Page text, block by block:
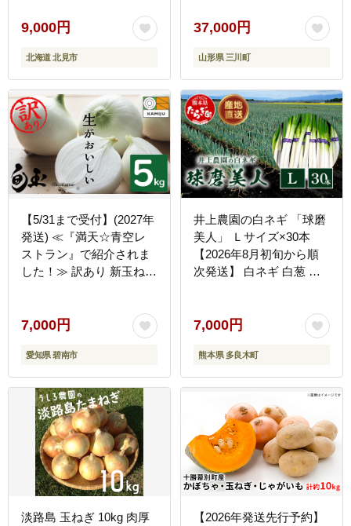
9,000円
北海道 北見市
37,000円
山形県 三川町
【5/31まで受付】(2027年
発送) ≪『満天☆青空レ
ストラン』で紹介されま
した！≫ 訳あり 新玉ねぎ
5kg ブランド玉ねぎ 玉ね
ぎ 国産 愛知県産 野菜 や
さい 農家直送 畑直送 旬
期間限定 たまねぎ 先行予
約 旬 特産 高評価 高リピ
ート 人気 H105-203
7,000円
愛知県 碧南市
井上農園の白ネギ 「球磨
美人」 Ｌサイズ×30本
【2026年8月初旬から順
次発送】 白ネギ 白葱 ネ
7,000円
熊本県 多良木町
淡路島 玉ねぎ 10kg 肉厚 【2026年発送先行予約】